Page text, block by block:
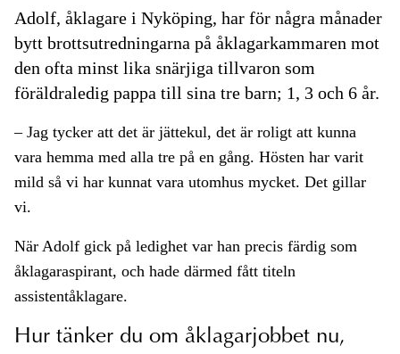
Adolf, åklagare i Nyköping, har för några månader
bytt brottsutredningarna på åklagarkammaren mot
den ofta minst lika snärjiga tillvaron som
föräldraledig pappa till sina tre barn; 1, 3 och 6 år.
– Jag tycker att det är jättekul, det är roligt att kunna
vara hemma med alla tre på en gång. Hösten har varit
mild så vi har kunnat vara utomhus mycket. Det gillar
vi.
När Adolf gick på ledighet var han precis färdig som
åklagaraspirant, och hade därmed fått titeln
assistentåklagare.
Hur tänker du om åklagarjobbet nu,